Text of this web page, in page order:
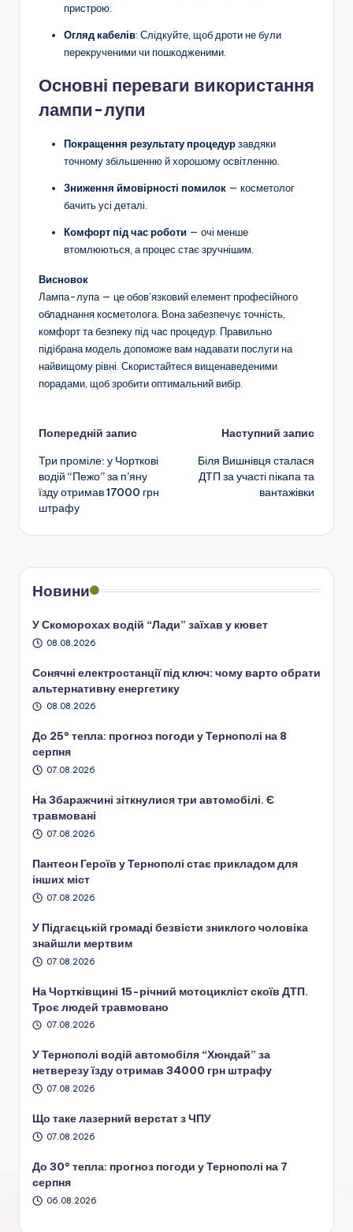
пристрою.
Огляд кабелів: Слідкуйте, щоб дроти не були
перекрученими чи пошкодженими.
Основні переваги використання
лампи-лупи
Покращення результату процедурзавдяки
точному збільшенню й хорошому освітленню.
Зниження ймовірності помилок — косметолог
бачить усі деталі.
Комфорт під час роботи — очі менше
втомлюються, а процес стає зручнішим.
Висновок
Лампа-лупа — це обов’язковий елемент професійного
обладнання косметолога. Вона забезпечує точність,
комфорт та безпеку під час процедур. Правильно
підібрана модель допоможе вам надавати послуги на
найвищому рівні. Скористайтеся вищенаведеними
порадами, щоб зробити оптимальний вибір.
Навігація
по
запису
Попередній запис
Три проміле: у Чорткові
водій “Пежо” за п’яну
їзду отримав 17000 грн
штрафу
Наступний запис
Біля Вишнівця сталася
ДТП за участі пікапа та
вантажівки
Новини
У Скоморохах водій “Лади” заїхав у кювет
08.08.2026
Сонячні електростанції під ключ: чому варто обрати
альтернативну енергетику
08.08.2026
До 25° тепла: прогноз погоди у Тернополі на 8
серпня
07.08.2026
На Збаражчині зіткнулися три автомобілі. Є
травмовані
07.08.2026
Пантеон Героїв у Тернополі стає прикладом для
інших міст
07.08.2026
У Підгаєцькій громаді безвісти зниклого чоловіка
знайшли мертвим
07.08.2026
На Чортківщині 15-річний мотоцикліст скоїв ДТП.
Троє людей травмовано
07.08.2026
У Тернополі водій автомобіля “Хюндай” за
нетверезу їзду отримав 34000 грн штрафу
07.08.2026
Що таке лазерний верстат з ЧПУ
07.08.2026
До 30° тепла: прогноз погоди у Тернополі на 7
серпня
06.08.2026